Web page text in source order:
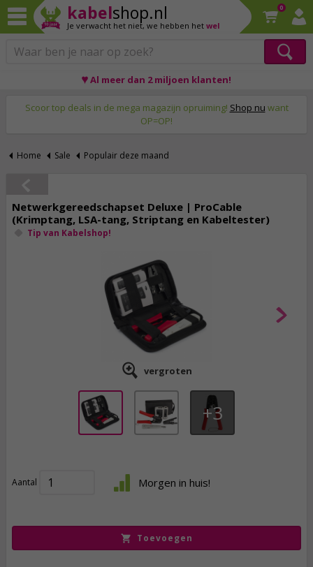
kabelshop.nl
Je verwacht het niet, we hebben het wel
0
♥ Al meer dan 2 miljoen klanten!
Scoor top deals in de mega magazijn opruiming! Shop nu want
OP=OP!
Home Sale Populair deze maand
Netwerkgereedschapset Deluxe | ProCable
(Krimptang, LSA-tang, Striptang en Kabeltester)
Tip van Kabelshop!
vergroten
3
Aantal Morgen in huis!
Toevoegen